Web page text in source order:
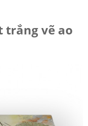
trắng vẽ ao